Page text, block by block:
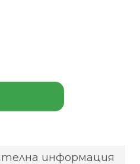
информация